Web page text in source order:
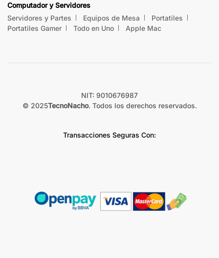
Computador y Servidores
Servidores y Partes
Equipos de Mesa
Portatiles
Portatiles Gamer
Todo en Uno Apple Mac
NIT: 9010676987
© 2025TecnoNacho. Todos los derechos reservados.
Transacciones Seguras Con: